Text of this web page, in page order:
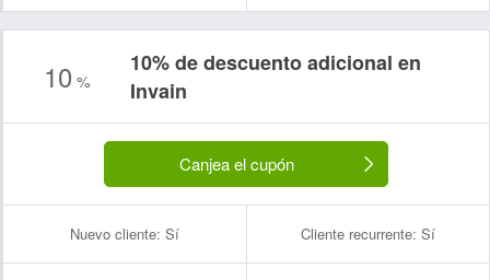
10 %
10% de descuento adicional en
Invain
Canjea el cupón
Nuevo cliente: Sí Cliente recurrente: Sí